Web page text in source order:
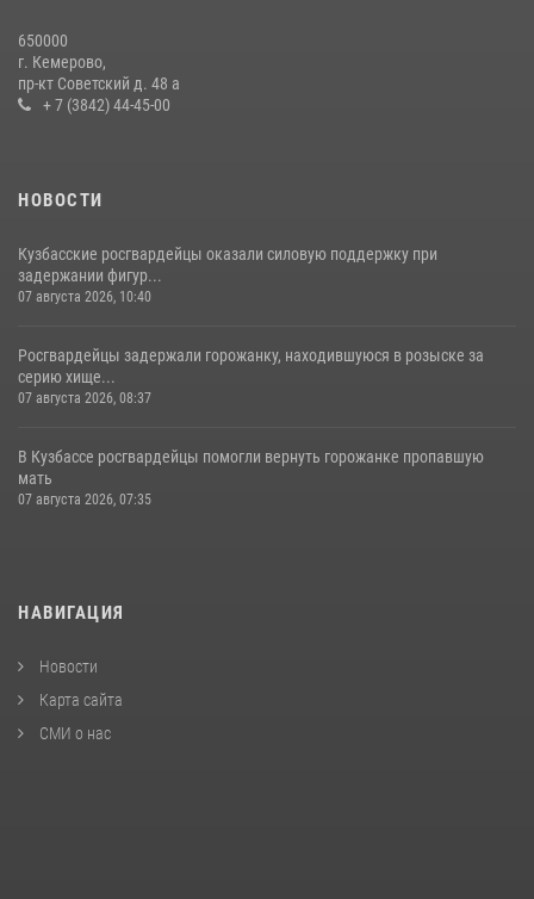
гипермаркета товары на 13 тысяч рублей (ВИДЕО)
16 июля 2026, 06:43
650000
г. Кемерово,
пр-кт Советский д. 48 а
+ 7 (3842) 44-45-00
НОВОСТИ
Кузбасские росгвардейцы оказали силовую поддержку при
задержании фигур...
07 августа 2026, 10:40
Росгвардейцы задержали горожанку, находившуюся в розыске за
серию хище...
07 августа 2026, 08:37
В Кузбассе росгвардейцы помогли вернуть горожанке пропавшую
мать
07 августа 2026, 07:35
НАВИГАЦИЯ
Новости
Карта сайта
СМИ о нас